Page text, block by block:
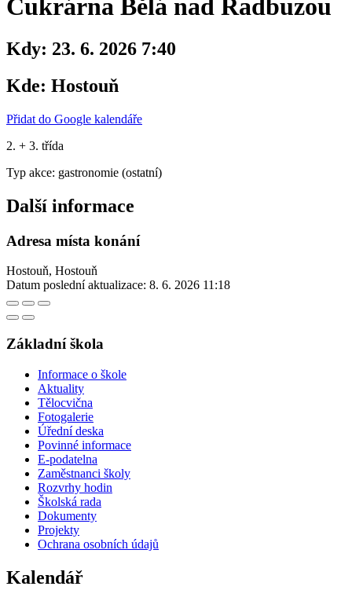
Cukrárna Bělá nad Radbuzou
Kdy: 23. 6. 2026 7:40
Kde: Hostouň
Přidat do Google kalendáře
2. + 3. třída
Typ akce: gastronomie (ostatní)
Další informace
Adresa místa konání
Hostouň, Hostouň
Datum poslední aktualizace: 8. 6. 2026 11:18
Základní škola
Informace o škole
Aktuality
Tělocvična
Fotogalerie
Úřední deska
Povinné informace
E-podatelna
Zaměstnanci školy
Rozvrhy hodin
Školská rada
Dokumenty
Projekty
Ochrana osobních údajů
Kalendář